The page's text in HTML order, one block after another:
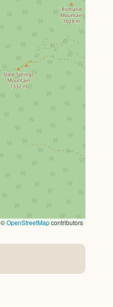
©OpenStreetMapcontributors